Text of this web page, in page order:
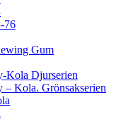
76
Gum
Kola Djurserien
– Kola. Grönsakserien